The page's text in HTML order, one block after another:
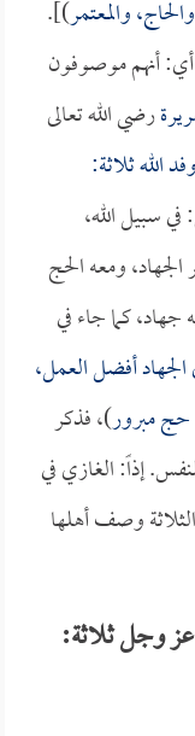
والمعتمر)].
أي: أنهم موصوفون
رضي الله تعالى
وفد الله ثلاثة:
سبيل الله،
الجهاد، ومعه الحج
جهاد، كما جاء في
أفضل العمل،
حج مبرور)، فذكر
إذاً: الغازي في
وصف أهلها
وجل ثلاثة: